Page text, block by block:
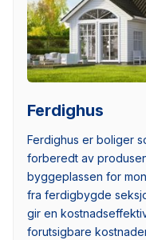
Ferdighus
Ferdighus er boliger
forberedt av
byggeplassen for
fra ferdigbygde
gir en
forutsigbare